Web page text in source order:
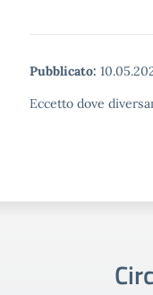
Pubblicato:
Eccetto dove